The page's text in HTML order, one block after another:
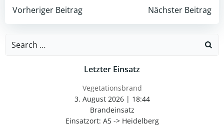
Post
navigation
Vorheriger Beitrag
Post
navigation
Nächster Beitrag
Search
Letzter Einsatz
Vegetationsbrand
3. August 2026| 18:44
Brandeinsatz
Einsatzort: A5 -> Heidelberg